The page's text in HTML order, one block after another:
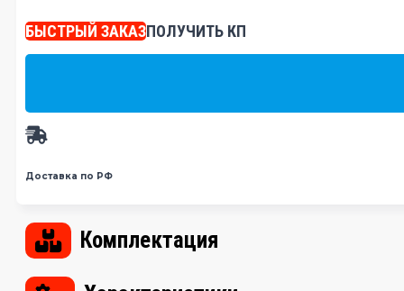
БЫСТРЫЙ ЗАКАЗПОЛУЧИТЬ КП
Доставка по РФ
Комплектация